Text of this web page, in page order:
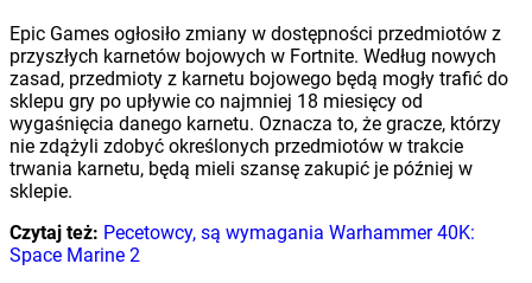
Epic Games ogłosiło zmiany w dostępności przedmiotów z
przyszłych karnetów bojowych w Fortnite. Według nowych
zasad, przedmioty z karnetu bojowego będą mogły trafić do
sklepu gry po upływie co najmniej 18 miesięcy od
wygaśnięcia danego karnetu. Oznacza to, że gracze, którzy
nie zdążyli zdobyć określonych przedmiotów w trakcie
trwania karnetu, będą mieli szansę zakupić je później w
sklepie.
Czytaj też: Pecetowcy, są wymagania Warhammer 40K:
Space Marine 2